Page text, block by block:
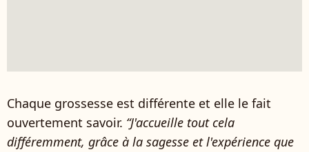
Chaque grossesse est différente et elle le fait
ouvertement savoir. “J'accueille tout cela
différemment, grâce à la sagesse et l'expérience que